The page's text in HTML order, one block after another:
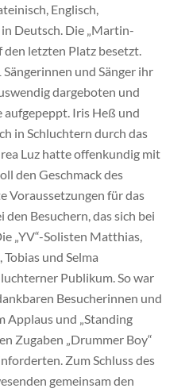
Englisch,
Deutsch. Die „Martin-
letzten Platz besetzt.
und Sänger ihr
dargeboten und
Iris Heß und
in Schluchtern durch das
Luz hatte offenkundig mit
den Geschmack des
Voraussetzungen für das
Besuchern, das sich bei
„YV“-Solisten Matthias,
und Selma
Publikum. So war
Besucherinnen und
Applaus und „Standing
Zugaben „Drummer Boy“
Zum Schluss des
gemeinsam den